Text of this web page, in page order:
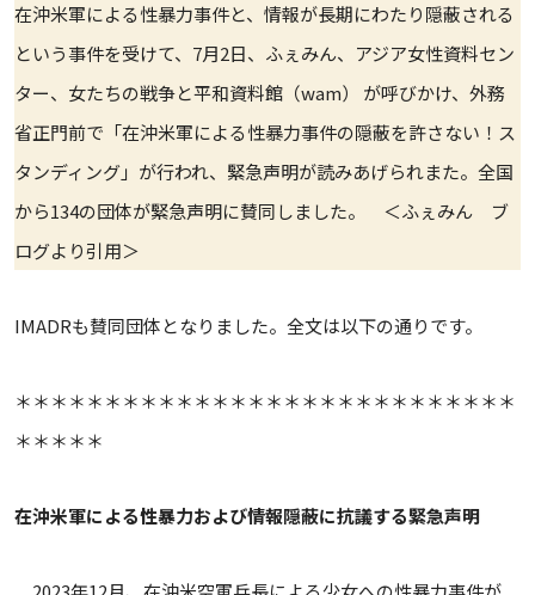
在沖米軍による性暴力事件と、情報が長期にわたり隠蔽される
という事件を受けて、7月2日、ふぇみん、アジア女性資料セン
ター、女たちの戦争と平和資料館（wam） が呼びかけ、外務
省正門前で「在沖米軍による性暴力事件の隠蔽を許さない！ス
タンディング」が行われ、緊急声明が読みあげられまた。全国
から134の団体が緊急声明に賛同しました。 ＜ふぇみん ブ
ログより引用＞
IMADRも賛同団体となりました。全文は以下の通りです。
＊＊＊＊＊＊＊＊＊＊＊＊＊＊＊＊＊＊＊＊＊＊＊＊＊＊＊＊
＊＊＊＊＊
在沖米軍による性暴力および情報隠蔽に抗議する緊急声明